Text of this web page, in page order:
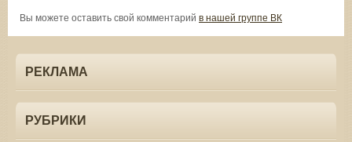
Вы можете оставить свой комментарий в нашей группе ВК
РЕКЛАМА
РУБРИКИ